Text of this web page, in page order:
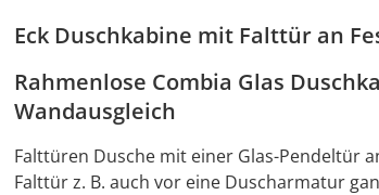
Eck Duschkabine mit Falttür an
Rahmenlose Combia Glas
Wandausgleich
Falttüren Dusche mit einer Glas-Pendeltür
Falttür z. B. auch vor eine Duscharmatur